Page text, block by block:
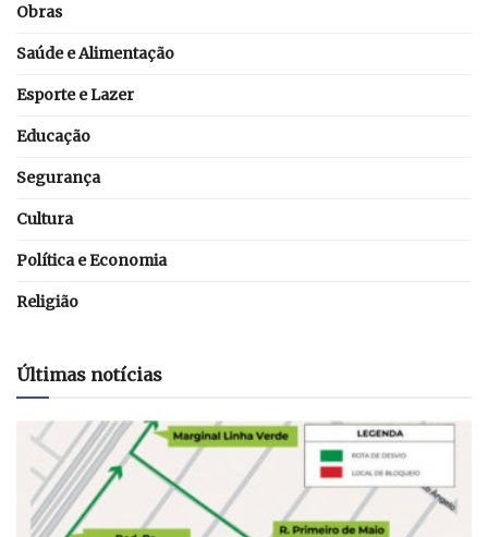
Obras
Saúde e Alimentação
Esporte e Lazer
Educação
Segurança
Cultura
Política e Economia
Religião
Últimas notícias